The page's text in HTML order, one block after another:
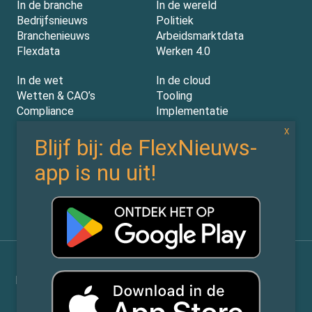
In de branche
Bedrijfsnieuws
Branchenieuws
Flexdata
In de wereld
Politiek
Arbeidsmarktdata
Werken 4.0
In de wet
Wetten & CAO’s
Compliance
In de cloud
Tooling
Implementatie
Experts
Partners
Vacatures
Nieuwsbrief
Privacy Statement
Flexnieuws.nl